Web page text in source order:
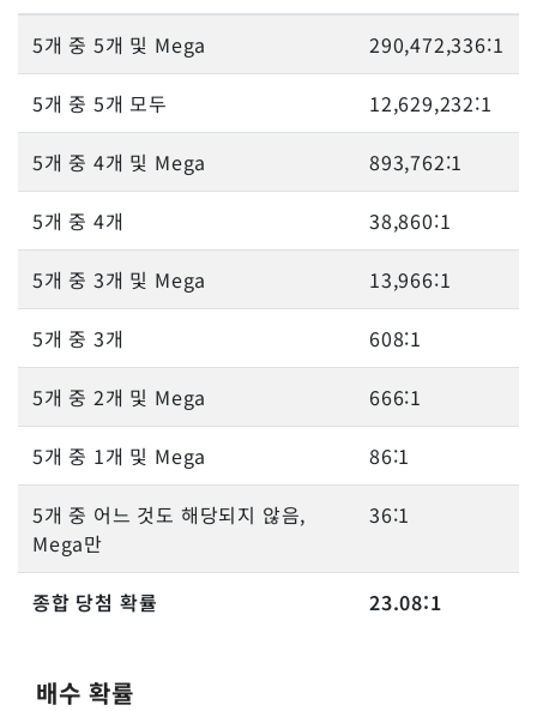
5개 중 5개 및 Mega 290,472,336:1
5개 중 5개 모두 12,629,232:1
5개 중 4개 및 Mega 893,762:1
5개 중 4개 38,860:1
5개 중 3개 및 Mega 13,966:1
5개 중 3개 608:1
5개 중 2개 및 Mega 666:1
5개 중 1개 및 Mega 86:1
5개 중 어느 것도 해당되지 않음,
Mega만
36:1
종합 당첨 확률 23.08:1
배수 확률